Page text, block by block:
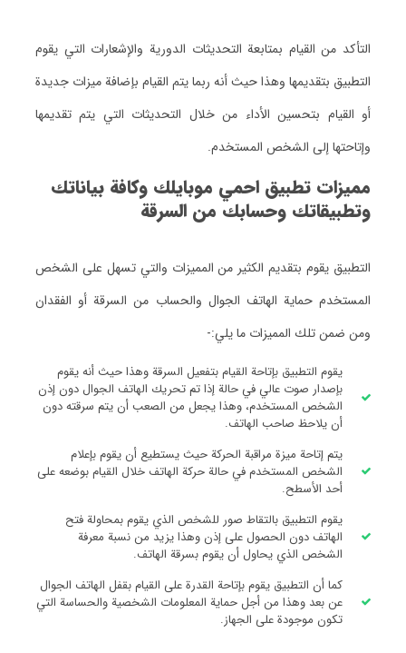
التأكد من القيام بمتابعة التحديثات الدورية والإشعارات التي يقوم
التطبيق بتقديمها وهذا حيث أنه ربما يتم القيام بإضافة ميزات جديدة
أو القيام بتحسين الأداء من خلال التحديثات التي يتم تقديمها
وإتاحتها إلى الشخص المستخدم.
مميزات تطبيق احمي موبايلك وكافة بياناتك
وتطبيقاتك وحسابك من السرقة
التطبيق يقوم بتقديم الكثير من المميزات والتي تسهل على الشخص
المستخدم حماية الهاتف الجوال والحساب من السرقة أو الفقدان
ومن ضمن تلك المميزات ما يلي:-
يقوم التطبيق بإتاحة القيام بتفعيل السرقة وهذا حيث أنه يقوم
بإصدار صوت عالي في حالة إذا تم تحريك الهاتف الجوال دون إذن
الشخص المستخدم، وهذا يجعل من الصعب أن يتم سرقته دون
أن يلاحظ صاحب الهاتف.
يتم إتاحة ميزة مراقبة الحركة حيث يستطيع أن يقوم بإعلام
الشخص المستخدم في حالة حركة الهاتف خلال القيام بوضعه على
أحد الأسطح.
يقوم التطبيق بالتقاط صور للشخص الذي يقوم بمحاولة فتح
الهاتف دون الحصول على إذن وهذا يزيد من نسبة معرفة
الشخص الذي يحاول أن يقوم بسرقة الهاتف.
كما أن التطبيق يقوم بإتاحة القدرة على القيام بقفل الهاتف الجوال
عن بعد وهذا من أجل حماية المعلومات الشخصية والحساسة التي
تكون موجودة على الجهاز.